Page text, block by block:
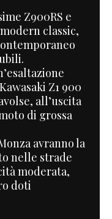
Z900RS e
classic,
Z1 900
all’uscita
di grossa
avranno la
nelle strade
moderata,
doti